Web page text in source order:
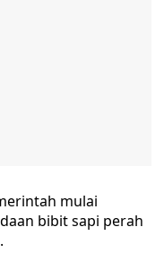
mulai
bibit sapi perah